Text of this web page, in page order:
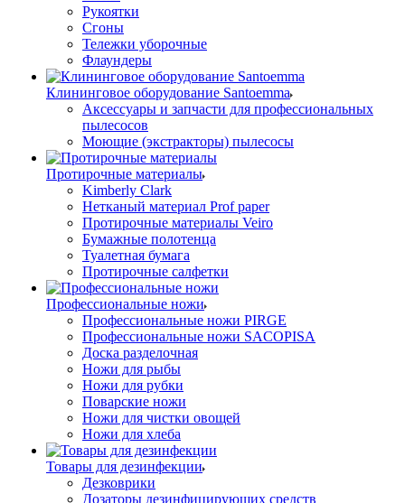
Рукоятки
Сгоны
Тележки уборочные
Флаундеры
Клининговое оборудование Santoemma
Аксессуары и запчасти для профессиональных
пылесосов
Моющие (экстракторы) пылесосы
Протирочные материалы
Kimberly Clark
Нетканый материал Prof paper
Протирочные материалы Veiro
Бумажные полотенца
Туалетная бумага
Протирочные салфетки
Профессиональные ножи
Профессиональные ножи PIRGE
Профессиональные ножи SACOPISA
Доска разделочная
Ножи для рыбы
Ножи для рубки
Поварские ножи
Ножи для чистки овощей
Ножи для хлеба
Товары для дезинфекции
Дезковрики
Дозаторы дезинфицирующих средств